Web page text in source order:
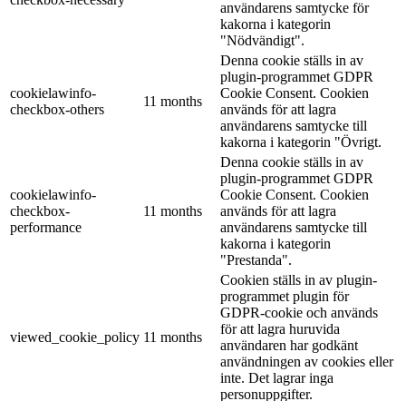
användarens samtycke för
kakorna i kategorin
"Nödvändigt".
cookielawinfo-
checkbox-others
11 months
Denna cookie ställs in av
plugin-programmet GDPR
Cookie Consent. Cookien
används för att lagra
användarens samtycke till
kakorna i kategorin "Övrigt.
cookielawinfo-
checkbox-
performance
11 months
Denna cookie ställs in av
plugin-programmet GDPR
Cookie Consent. Cookien
används för att lagra
användarens samtycke till
kakorna i kategorin
"Prestanda".
viewed_cookie_policy 11 months
Cookien ställs in av plugin-
programmet plugin för
GDPR-cookie och används
för att lagra huruvida
användaren har godkänt
användningen av cookies eller
inte. Det lagrar inga
personuppgifter.